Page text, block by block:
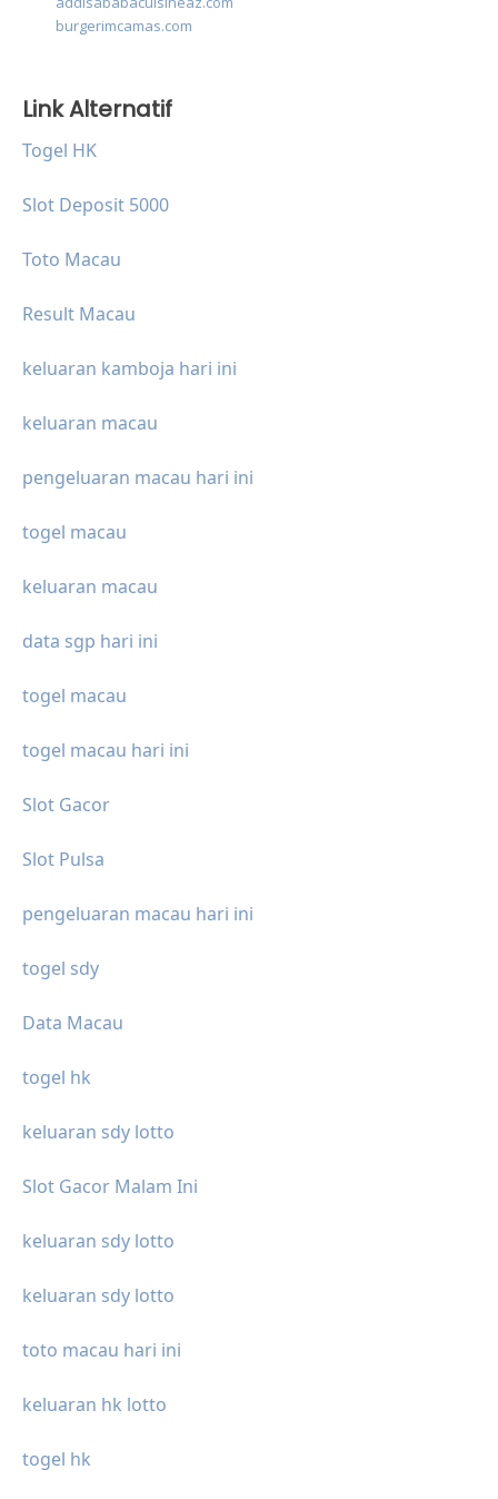
burgerimcamas.com
Link Alternatif
Togel HK
Slot Deposit 5000
Toto Macau
Result Macau
keluaran kamboja hari ini
keluaran macau
pengeluaran macau hari ini
togel macau
keluaran macau
data sgp hari ini
togel macau
togel macau hari ini
Slot Gacor
Slot Pulsa
pengeluaran macau hari ini
togel sdy
Data Macau
togel hk
keluaran sdy lotto
Slot Gacor Malam Ini
keluaran sdy lotto
keluaran sdy lotto
toto macau hari ini
keluaran hk lotto
togel hk